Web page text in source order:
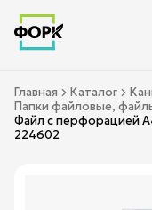
Главная Каталог
Папки файловые,
Файл с перфорацией
224602